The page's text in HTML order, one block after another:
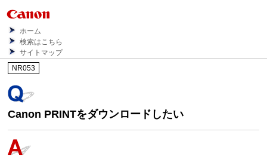
ホーム
検索はこちら
サイトマップ
NR053
Canon PRINTをダウンロードしたい